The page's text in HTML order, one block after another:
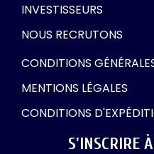
INVESTISSEURS
NOUS RECRUTONS
CONDITIONS
MENTIONS LÉGALES
CONDITIONS
S'INSCRIRE